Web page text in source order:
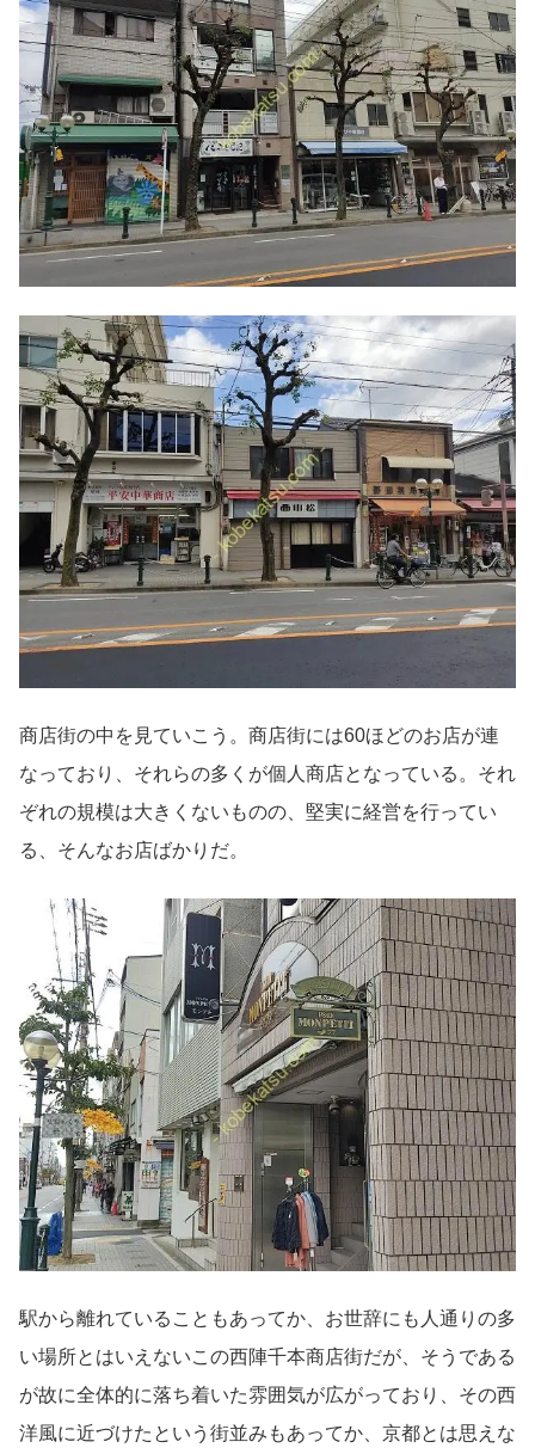
商店街の中を見ていこう。商店街には60ほどのお店が連
なっており、それらの多くが個人商店となっている。それ
ぞれの規模は大きくないものの、堅実に経営を行ってい
る、そんなお店ばかりだ。
駅から離れていることもあってか、お世辞にも人通りの多
い場所とはいえないこの西陣千本商店街だが、そうである
が故に全体的に落ち着いた雰囲気が広がっており、その西
洋風に近づけたという街並みもあってか、京都とは思えな